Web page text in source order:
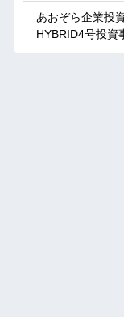
あおぞら企業投
HYBRID4号投資